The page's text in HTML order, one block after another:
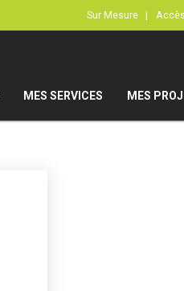
Sur Mesure |
MES SERVICES MES